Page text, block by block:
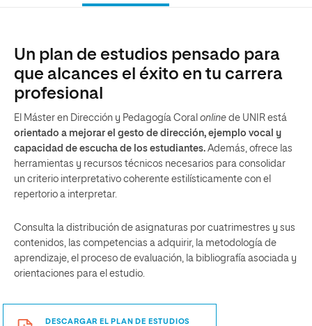
Un plan de estudios pensado para
que alcances el éxito en tu carrera
profesional
El Máster en Dirección y Pedagogía Coral online de UNIR está
orientado a mejorar el gesto de dirección, ejemplo vocal y
capacidad de escucha de los estudiantes. Además, ofrece las
herramientas y recursos técnicos necesarios para consolidar
un criterio interpretativo coherente estilísticamente con el
repertorio a interpretar.
Consulta la distribución de asignaturas por cuatrimestres y sus
contenidos, las competencias a adquirir, la metodología de
aprendizaje, el proceso de evaluación, la bibliografía asociada y
orientaciones para el estudio.
DESCARGAR EL PLAN DE ESTUDIOS